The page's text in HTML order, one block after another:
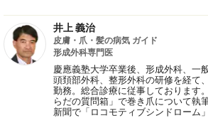
井上 義治
皮膚・爪・髪の病気 ガイド
形成外科専門医
慶應義塾大学卒業後、形成外科、一
頭頚部外科、整形外科の研修を経て
勤務。総合診療に従事しております
らだの質問箱」で巻き爪について執
新聞で「ロコモティブシンドローム